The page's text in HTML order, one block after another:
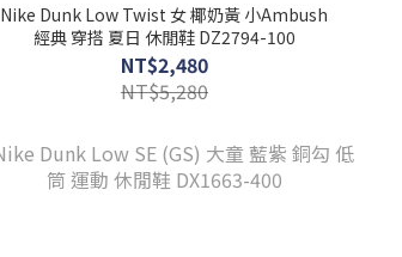
Nike Dunk Low Twist 女 椰奶黃 小Ambush
經典 穿搭 夏日 休閒鞋 DZ2794-100
NT$2,480
NT$5,280